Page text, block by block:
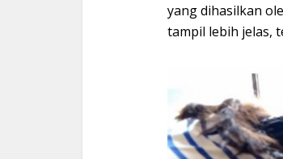
yang dihasilkan
tampil lebih jelas,